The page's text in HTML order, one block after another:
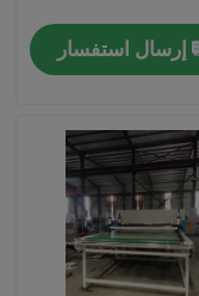
إرسال استفسار